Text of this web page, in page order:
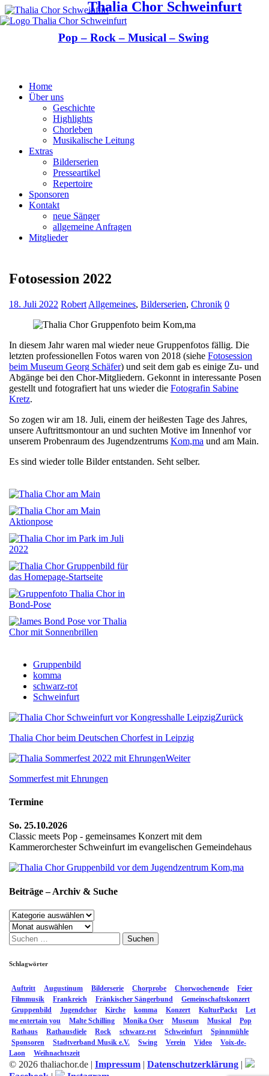
Thalia Chor Schweinfurt
Pop – Rock – Musical – Swing
Home
Über uns
Geschichte
Highlights
Chorleben
Musikalische Leitung
Extras
Bilderserien
Presseartikel
Repertoire
Sponsoren
Kontakt
neue Sänger
allgemeine Anfragen
Mitglieder
Fotosession 2022
18. Juli 2022 Robert Allgemeines, Bilderserien, Chronik 0
In diesem Jahr waren mal wieder neue Gruppenfotos fällig. Die
letzten professionellen Fotos waren von 2018 (siehe Fotosession
beim Museum Georg Schäfer) und seit dem gab es einige Zu- und
Abgänge bei den Chor-Mitgliedern. Gekonnt in interessante Posen
gestellt und fotografiert hat uns wieder die Fotografin Sabine
Kretz.
So zogen wir am 18. Juli, einem der heißesten Tage des Jahres,
unsere Auftrittsmontour an und suchten Motive im Innenhof vor
unserem Probenraum des Jugendzentrums Kom,ma und am Main.
Es sind wieder tolle Bilder entstanden. Seht selber.
Gruppenbild
komma
schwarz-rot
Schweinfurt
Zurück
Thalia Chor beim Deutschen Chorfest in Leipzig
Weiter
Sommerfest mit Ehrungen
Termine
So. 25.10.2026
Classic meets Pop - gemeinsames Konzert mit dem
Kammerorchester Schweinfurt im evangelischen Gemeindehaus
Beiträge – Archiv & Suche
Beiträge
–
Archiv
&
Archiv
Suchen
nach:
Schlagwörter
Auftritt Augustinum Bilderserie Chorprobe Chorwochenende
Feier
Filmmusik
Frankreich Fränkischer Sängerbund
Gemeinschaftskonzert
Gruppenbild
Jugendchor Kirche komma Konzert KulturPackt
Let
me entertain you
Malte Schilling Monika Oser Museum Musical
Pop
Rathaus
Rathausdiele Rock schwarz-rot Schweinfurt
Spinnmühle
Sponsoren
Stadtverband Musik e.V. Swing Verein Video
Voix-de-
Laon
Weihnachtszeit
© 2026 thaliachor.de | Impressum | Datenschutzerklärung |